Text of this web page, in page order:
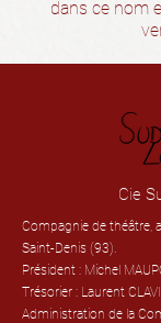
dans ce nom
Cie
Compagnie de théâtre,
Saint-Denis (93).
Président : Michel
Trésorier : Laurent
Administration de la